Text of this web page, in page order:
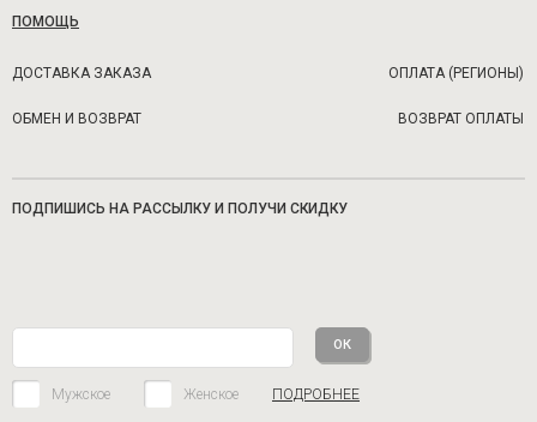
ПОМОЩЬ
ДОСТАВКА ЗАКАЗА ОПЛАТА (РЕГИОНЫ)
ОБМЕН И ВОЗВРАТ ВОЗВРАТ ОПЛАТЫ
ПОДПИШИСЬ НА РАССЫЛКУ И ПОЛУЧИ СКИДКУ
Мужское Женское ПОДРОБНЕЕ